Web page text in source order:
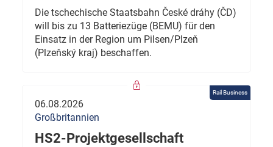
Die tschechische Staatsbahn České dráhy (ČD)
will bis zu 13 Batteriezüge (BEMU) für den
Einsatz in der Region um Pilsen/Plzeň
(Plzeňský kraj) beschaffen.
Rail Business
06.08.2026
Großbritannien
HS2-Projektgesellschaft